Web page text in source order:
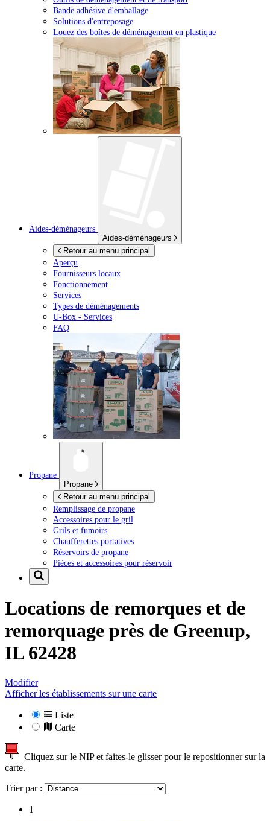
Bande adhésive d'emballage
Solutions d'entreposage
Louez des boîtes de déménagement en plastique
Aides-déménageurs
Aides-déménageurs
Retour au menu principal
Aperçu
Fournisseurs locaux
Fonctionnement
Services
Types de déménagements
U-Box - Services
FAQ
Propane
Propane
Retour au menu principal
Remplissage de propane
Accessoires pour le gril
Grils et fumoirs
Chaufferettes portatives
Réservoirs de propane
Pièces et accessoires pour réservoir
Locations de remorques et de
remorquage près de Greenup,
IL 62428
Modifier
Afficher les établissements sur une carte
Liste
Carte
Cliquez sur le NIP et faites-le glisser pour le repositionner sur la
carte.
Trier par :
1